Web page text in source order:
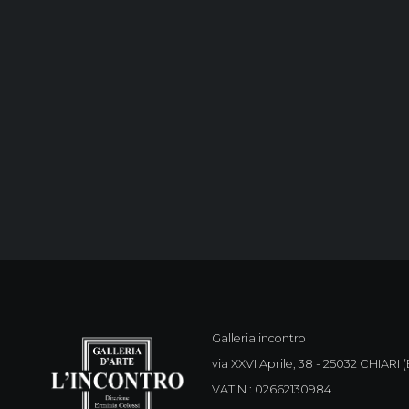
Galleria incontro
via XXVI Aprile, 38 - 25032 CHIARI
VAT N : 02662130984